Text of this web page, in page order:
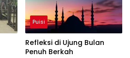
Puisi
Refleksi di Ujung Bulan
Penuh Berkah